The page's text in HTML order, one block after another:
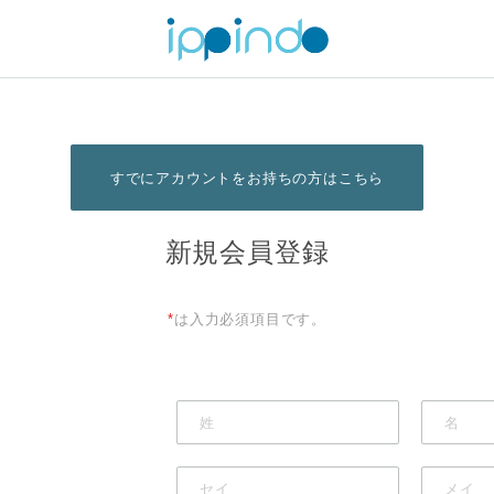
すでにアカウントをお持ちの方はこちら
新規会員登録
*は入力必須項目です。